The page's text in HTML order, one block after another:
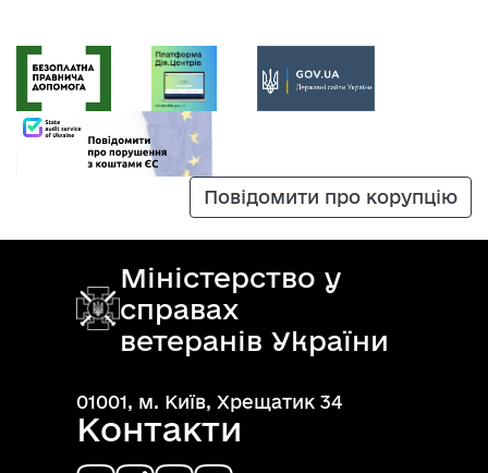
Повідомити про корупцію
Міністерство у
справах
ветеранів України
01001, м. Київ, Хрещатик 34
Контакти